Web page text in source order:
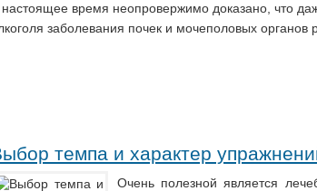
время неопровержимо доказано, что
заболевания почек и мочеполовых органов
темпа и характер
Очень полезной является